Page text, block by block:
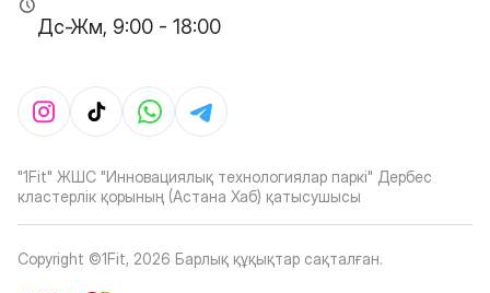
Дс-Жм, 9:00 - 18:00
"1Fit" ЖШС "Инновациялық технологиялар паркі" Дербес
кластерлік қорының (Астана Хаб) қатысушысы
Copyright ©1Fit, 2026 Барлық құқықтар сақталған.